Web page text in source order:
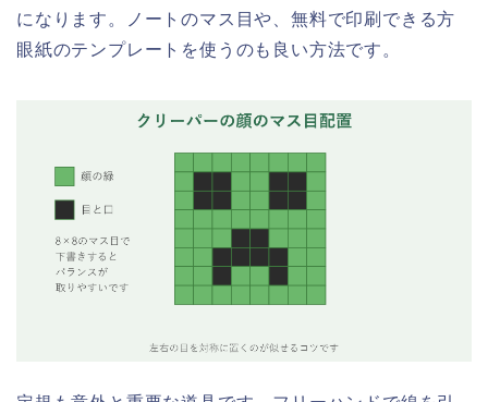
になります。ノートのマス目や、無料で印刷できる方
眼紙のテンプレートを使うのも良い方法です。